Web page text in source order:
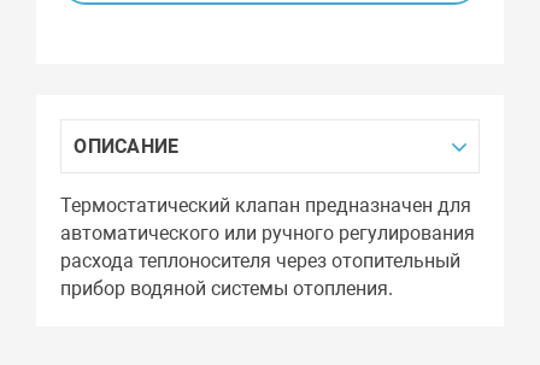
ОПИСАНИЕ
Термостатический клапан предназначен для
автоматического или ручного регулирования
расхода теплоносителя через отопительный
прибор водяной системы отопления.